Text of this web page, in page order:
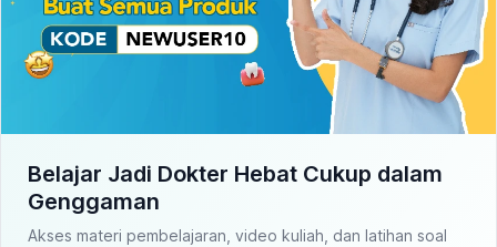
Belajar Jadi Dokter Hebat Cukup dalam
Genggaman
Akses materi pembelajaran, video kuliah, dan latihan soal